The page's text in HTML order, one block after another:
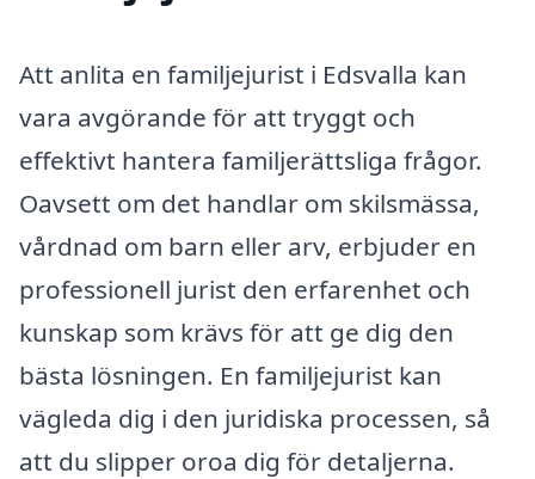
Att anlita en familjejurist i Edsvalla kan
vara avgörande för att tryggt och
effektivt hantera familjerättsliga frågor.
Oavsett om det handlar om skilsmässa,
vårdnad om barn eller arv, erbjuder en
professionell jurist den erfarenhet och
kunskap som krävs för att ge dig den
bästa lösningen. En familjejurist kan
vägleda dig i den juridiska processen, så
att du slipper oroa dig för detaljerna.